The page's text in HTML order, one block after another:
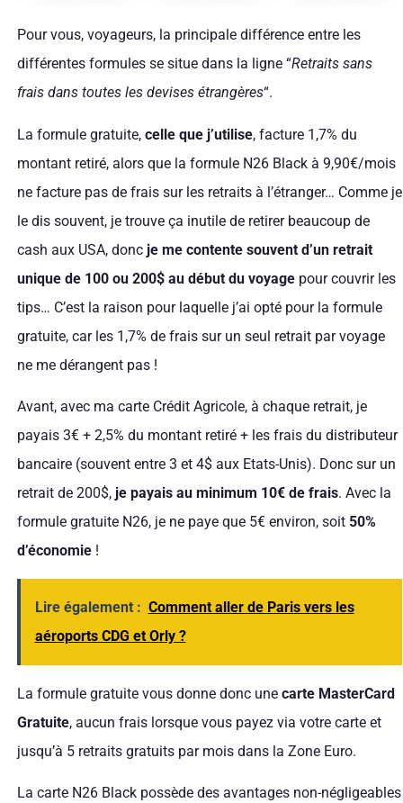
Pour vous, voyageurs, la principale différence entre les
différentes formules se situe dans la ligne “Retraits sans
frais dans toutes les devises étrangères“.
La formule gratuite, celle que j’utilise, facture 1,7% du
montant retiré, alors que la formule N26 Black à 9,90€/mois
ne facture pas de frais sur les retraits à l’étranger… Comme je
le dis souvent, je trouve ça inutile de retirer beaucoup de
cash aux USA, donc je me contente souvent d’un retrait
unique de 100 ou 200$ au début du voyagepour couvrir les
tips… C’est la raison pour laquelle j’ai opté pour la formule
gratuite, car les 1,7% de frais sur un seul retrait par voyage
ne me dérangent pas !
Avant, avec ma carte Crédit Agricole, à chaque retrait, je
payais 3€ + 2,5% du montant retiré + les frais du distributeur
bancaire (souvent entre 3 et 4$ aux Etats-Unis). Donc sur un
retrait de 200$, je payais au minimum 10€ de frais. Avec la
formule gratuite N26, je ne paye que 5€ environ, soit 50%
d’économie!
Lire également : Comment aller de Paris vers les
aéroports CDG et Orly ?
La formule gratuite vous donne donc une carte MasterCard
Gratuite, aucun frais lorsque vous payez via votre carte et
jusqu’à 5 retraits gratuits par mois dans la Zone Euro.
La carte N26 Black possède des avantages non-négligeables